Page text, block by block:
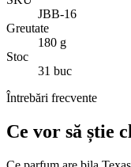
JBB-16
Greutate
180 g
Stoc
31 buc
Întrebări frecvente
Ce vor să știe